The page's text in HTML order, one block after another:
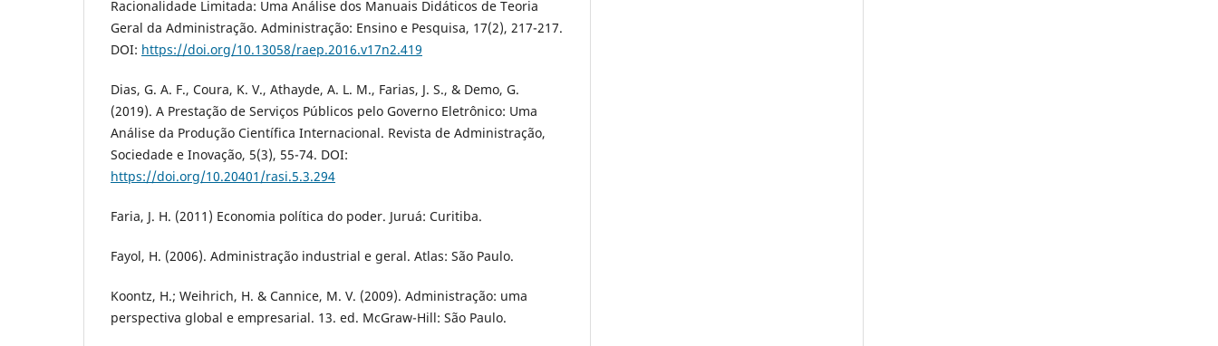
Racionalidade Limitada: Uma Análise dos Manuais Didáticos de Teoria
Geral da Administração. Administração: Ensino e Pesquisa, 17(2), 217-217.
DOI: https://doi.org/10.13058/raep.2016.v17n2.419
Dias, G. A. F., Coura, K. V., Athayde, A. L. M., Farias, J. S., & Demo, G.
(2019). A Prestação de Serviços Públicos pelo Governo Eletrônico: Uma
Análise da Produção Científica Internacional. Revista de Administração,
Sociedade e Inovação, 5(3), 55-74. DOI:
https://doi.org/10.20401/rasi.5.3.294
Faria, J. H. (2011) Economia política do poder. Juruá: Curitiba.
Fayol, H. (2006). Administração industrial e geral. Atlas: São Paulo.
Koontz, H.; Weihrich, H. & Cannice, M. V. (2009). Administração: uma
perspectiva global e empresarial. 13. ed. McGraw-Hill: São Paulo.